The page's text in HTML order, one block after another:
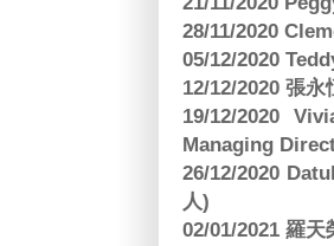
28/11/2020
05/12/2020
12/12/2020 張
19/12/2020
Managing
26/12/2020
人)
02/01/2021 羅